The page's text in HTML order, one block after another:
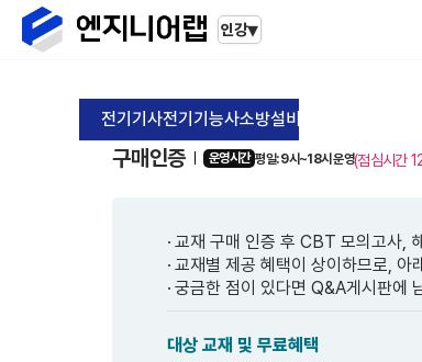
인강▾
전기기사전기기능사소방설비기사
구매인증 운영시간 평일: 9시~18시 운영(점심시간
교재 구매 인증 후 CBT 모의고사,
교재별 제공 혜택이 상이하므로, 아
궁금한 점이 있다면 Q&A게시판에
대상 교재 및 무료혜택